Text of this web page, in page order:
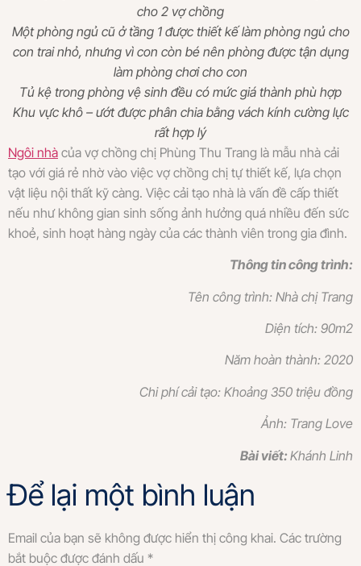
cho 2 vợ chồng
Một phòng ngủ cũ ở tầng 1 được thiết kế làm phòng ngủ cho
con trai nhỏ, nhưng vì con còn bé nên phòng được tận dụng
làm phòng chơi cho con
Tủ kệ trong phòng vệ sinh đều có mức giá thành phù hợp
Khu vực khô – ướt được phân chia bằng vách kính cường lực
rất hợp lý
Ngôi nhà của vợ chồng chị Phùng Thu Trang là mẫu nhà cải
tạo với giá rẻ nhờ vào việc vợ chồng chị tự thiết kế, lựa chọn
vật liệu nội thất kỹ càng. Việc cải tạo nhà là vấn đề cấp thiết
nếu như không gian sinh sống ảnh hưởng quá nhiều đến sức
khoẻ, sinh hoạt hàng ngày của các thành viên trong gia đình.
Thông tin công trình:
Tên công trình: Nhà chị Trang
Diện tích: 90m2
Năm hoàn thành: 2020
Chi phí cải tạo: Khoảng 350 triệu đồng
Ảnh: Trang Love
Bài viết: Khánh Linh
Để lại một bình luận
Email của bạn sẽ không được hiển thị công khai. Các trường
bắt buộc được đánh dấu *